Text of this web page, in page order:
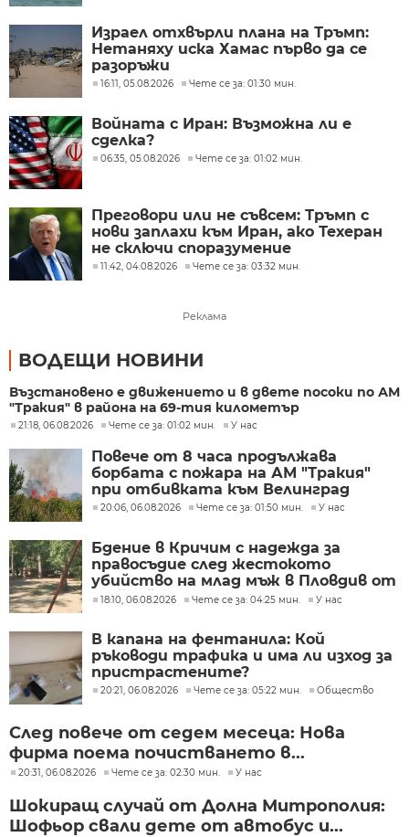
Израел отхвърли плана на Тръмп:
Нетаняху иска Хамас първо да се
разоръжи
16:11, 05.08.2026 Чете се за: 01:30 мин.
Войната с Иран: Възможна ли е
сделка?
06:35, 05.08.2026 Чете се за: 01:02 мин.
Преговори или не съвсем: Тръмп с
нови заплахи към Иран, ако Техеран
не сключи споразумение
11:42, 04.08.2026 Чете се за: 03:32 мин.
Реклама
ВОДЕЩИ НОВИНИ
Възстановено е движението и в двете посоки по АМ
"Тракия" в района на 69-тия километър
21:18, 06.08.2026 Чете се за: 01:02 мин. У нас
Повече от 8 часа продължава
борбата с пожара на АМ "Тракия"
при отбивката към Велинград
20:06, 06.08.2026 Чете се за: 01:50 мин. У нас
Бдение в Кричим с надежда за
правосъдие след жестокото
убийство на млад мъж в Пловдив от
тийнейджъри
18:10, 06.08.2026 Чете се за: 04:25 мин. У нас
В капана на фентанила: Кой
ръководи трафика и има ли изход за
пристрастените?
20:21, 06.08.2026 Чете се за: 05:22 мин. Общество
След повече от седем месеца: Нова
фирма поема почистването в...
20:31, 06.08.2026 Чете се за: 02:30 мин. У нас
Шокиращ случай от Долна Митрополия:
Шофьор свали дете от автобус и...